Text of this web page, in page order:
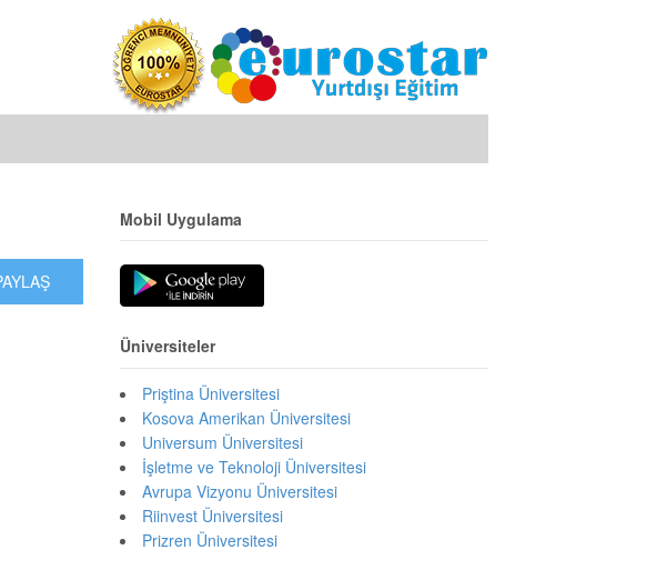
Mobil Uygulama
Üniversiteler
Priştina Üniversitesi
Kosova Amerikan Üniversitesi
Universum Üniversitesi
İşletme ve Teknoloji Üniversitesi
Avrupa Vizyonu Üniversitesi
Riinvest Üniversitesi
Prizren Üniversitesi